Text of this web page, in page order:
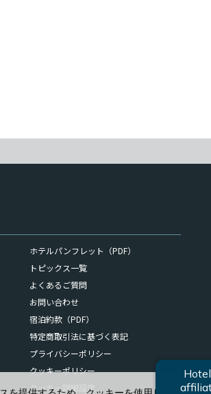
ホテルパンフレット（PDF）
トピックス一覧
よくあるご質問
お問い合わせ
宿泊約款（PDF）
特定商取引法に基づく表記
プライバシーポリシー
クッキーポリシー
クッキー詳細設定